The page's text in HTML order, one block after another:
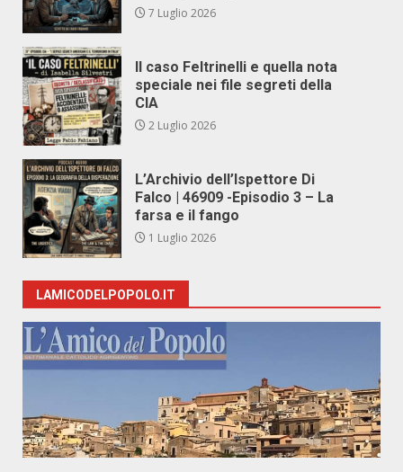
7 Luglio 2026
Il caso Feltrinelli e quella nota
speciale nei file segreti della
CIA
2 Luglio 2026
L’Archivio dell’Ispettore Di
Falco | 46909 -Episodio 3 – La
farsa e il fango
1 Luglio 2026
LAMICODELPOPOLO.IT